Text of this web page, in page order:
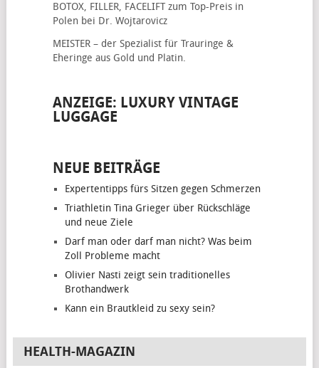
BOTOX, FILLER, FACELIFTzum Top-Preis in
Polen bei Dr. Wojtarovicz
MEISTER – der Spezialist für Trauringe &
Eheringe aus Gold und Platin.
ANZEIGE: LUXURY VINTAGE
LUGGAGE
NEUE BEITRÄGE
Expertentipps fürs Sitzen gegen Schmerzen
Triathletin Tina Grieger über Rückschläge
und neue Ziele
Darf man oder darf man nicht? Was beim
Zoll Probleme macht
Olivier Nasti zeigt sein traditionelles
Brothandwerk
Kann ein Brautkleid zu sexy sein?
HEALTH-MAGAZIN